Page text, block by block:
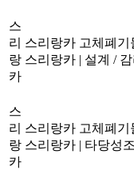
스
리
랑
카
스리랑카 고체폐
스리랑카 | 설계 / 감
스
리
랑
카
스리랑카 고체폐
스리랑카 | 타당성